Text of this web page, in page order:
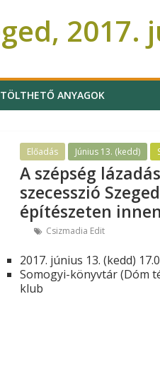
2017.
ANYAGOK
Előadás Június 13. (kedd)
A szépség
szecesszió
építészeten
Csizmadia Edit
2017. június 13. (kedd)
Somogyi-könyvtár (Dóm
klub